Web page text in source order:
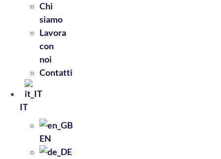
Chi
siamo
Lavora
con
noi
Contatti
IT
EN